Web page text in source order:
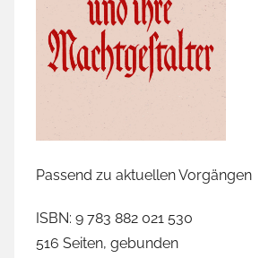
Passend zu aktuellen Vorgängen
ISBN: 9 783 882 021 530
516 Seiten, gebunden